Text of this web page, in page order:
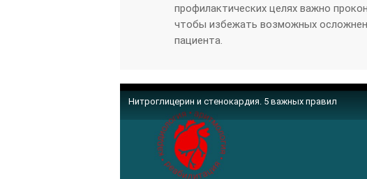
профилактических целях важно
чтобы избежать возможных
пациента.
Нитроглицерин и стенокардия. 5 важных правил